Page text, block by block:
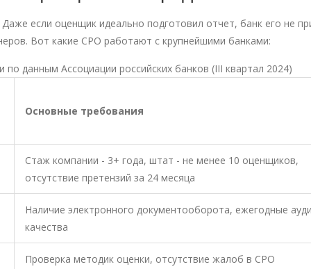
если оценщик идеально подготовил отчет, банк его не
Вот какие СРО работают с крупнейшими банками:
данным Ассоциации российских банков (III квартал 2024)
Основные требования
Стаж компании - 3+ года, штат - не менее 10 оценщиков,
отсутствие претензий за 24 месяца
Наличие электронного документооборота, ежегодные
качества
Проверка методик оценки, отсутствие жалоб в СРО